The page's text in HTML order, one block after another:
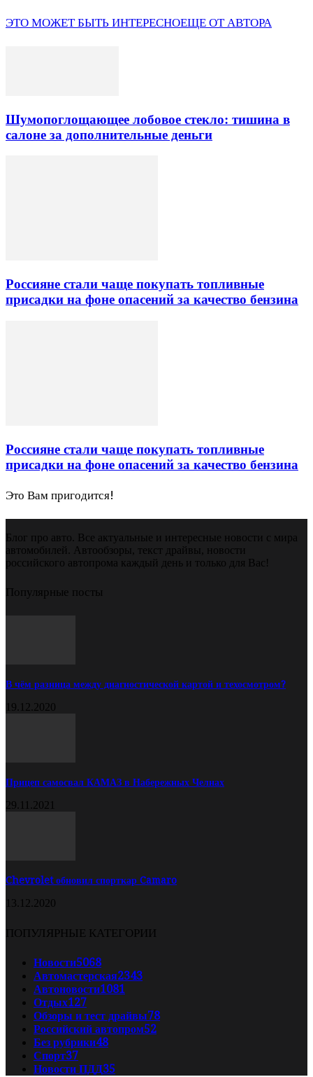
ЭТО МОЖЕТ БЫТЬ ИНТЕРЕСНОЕЩЕ ОТ АВТОРА
Шумопоглощающее лобовое стекло: тишина в
салоне за дополнительные деньги
Россияне стали чаще покупать топливные
присадки на фоне опасений за качество бензина
Россияне стали чаще покупать топливные
присадки на фоне опасений за качество бензина
Это Вам пригодится!
Блог про авто. Все актуальные и интересные новости с мира
автомобилей. Автообзоры, текст драйвы, новости
российского автопрома каждый день и только для Вас!
Популярные посты
В чём разница между диагностической картой и техосмотром?
19.12.2020
Прицеп самосвал КАМАЗ в Набережных Челнах
29.11.2021
Chevrolet обновил спорткар Camaro
13.12.2020
ПОПУЛЯРНЫЕ КАТЕГОРИИ
Новости5068
Автомастерская2343
Автоновости1081
Отдых127
Обзоры и тест драйвы78
Российский автопром52
Без рубрики48
Спорт37
Новости ПДД35